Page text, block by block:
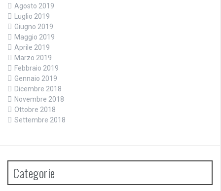
Agosto 2019
Luglio 2019
Giugno 2019
Maggio 2019
Aprile 2019
Marzo 2019
Febbraio 2019
Gennaio 2019
Dicembre 2018
Novembre 2018
Ottobre 2018
Settembre 2018
Categorie